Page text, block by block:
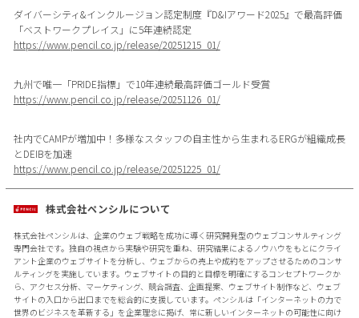
ダイバーシティ&インクルージョン認定制度『D&Iアワード2025』で最高評価
「ベストワークプレイス」に5年連続認定
https://www.pencil.co.jp/release/20251215_01/
九州で唯一「PRIDE指標」で10年連続最高評価ゴールド受賞
https://www.pencil.co.jp/release/20251126_01/
社内でCAMPが増加中！多様なスタッフの自主性から生まれるERGが組織成長
とDEIBを加速
https://www.pencil.co.jp/release/20251225_01/
株式会社ペンシルについて
株式会社ペンシルは、企業のウェブ戦略を成功に導く研究開発型のウェブコンサルティング
専門会社です。独自の視点から実験や研究を重ね、研究結果によるノウハウをもとにクライ
アント企業のウェブサイトを分析し、ウェブからの売上や成約をアップさせるためのコンサ
ルティングを実施しています。ウェブサイトの目的と目標を明確にするコンセプトワークか
ら、アクセス分析、マーケティング、競合調査、企画提案、ウェブサイト制作など、ウェブ
サイトの入口から出口までを総合的に支援しています。ペンシルは「インターネットの力で
世界のビジネスを革新する」を企業理念に掲げ、常に新しいインターネットの可能性に向け